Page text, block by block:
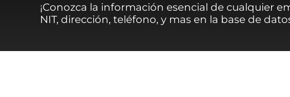
¡Conozca la información esencial de cualquier
NIT, dirección, teléfono, y mas en la base de